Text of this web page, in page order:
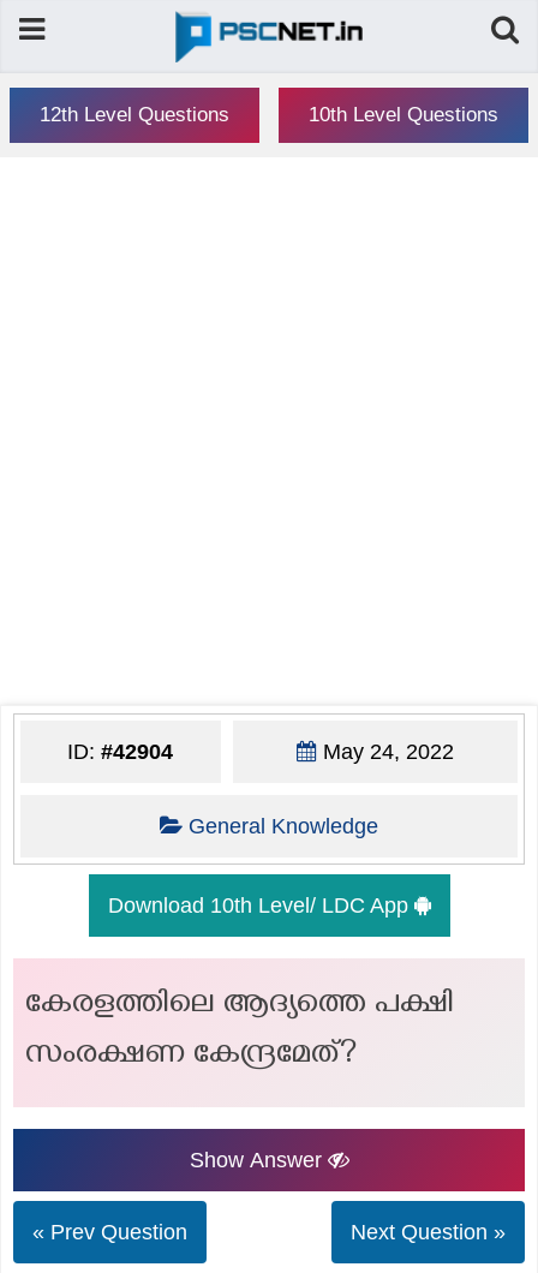
12th Level Questions 10th Level Questions
ID:#42904 May 24, 2022
General Knowledge
Download 10th Level/ LDC App
കേരളത്തിലെ ആദ്യത്തെ പക്ഷി
സംരക്ഷണ കേന്ദ്രമേത്?
Show Answer
« Prev Question Next Question »